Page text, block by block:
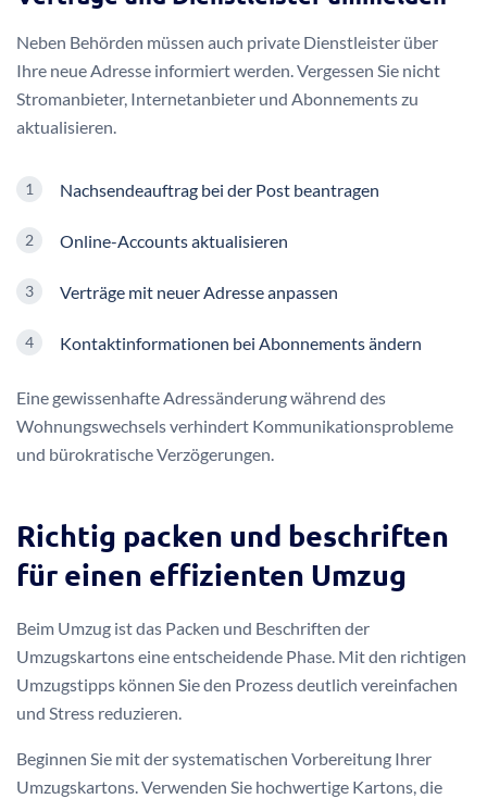
Neben Behörden müssen auch private Dienstleister über
Ihre neue Adresse informiert werden. Vergessen Sie nicht
Stromanbieter, Internetanbieter und Abonnements zu
aktualisieren.
Nachsendeauftrag bei der Post beantragen
Online-Accounts aktualisieren
Verträge mit neuer Adresse anpassen
Kontaktinformationen bei Abonnements ändern
Eine gewissenhafte Adressänderung während des
Wohnungswechsels verhindert Kommunikationsprobleme
und bürokratische Verzögerungen.
Richtig packen und beschriften
für einen effizienten Umzug
Beim Umzug ist das Packen und Beschriften der
Umzugskartons eine entscheidende Phase. Mit den richtigen
Umzugstipps können Sie den Prozess deutlich vereinfachen
und Stress reduzieren.
Beginnen Sie mit der systematischen Vorbereitung Ihrer
Umzugskartons. Verwenden Sie hochwertige Kartons, die